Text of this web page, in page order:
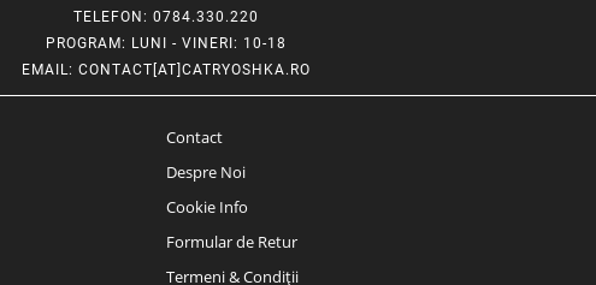
TELEFON : 0784.330.220
PROGRAM: LUNI - VINERI: 10-18
EMAIL: CONTACT[AT]CATRYOSHKA.RO
Contact
Despre Noi
Cookie Info
Formular de Retur
Termeni & Condiții